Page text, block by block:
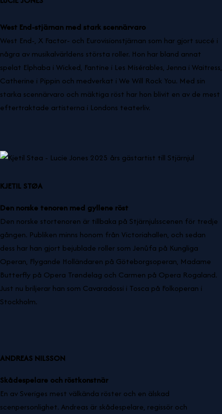
West End-stjärnan med stark scennärvaro
West End-, X Factor- och Eurovisionstjärnan som har gjort succé i
några av musikalvärldens största roller. Hon har bland annat
spelat Elphaba i Wicked, Fantine i Les Misérables, Jenna i Waitress,
Catherine i Pippin och medverkat i We Will Rock You. Med sin
starka scennärvaro och mäktiga röst har hon blivit en av de mest
eftertraktade artisterna i Londons teaterliv.
KJETIL STØA
Den norske tenoren med gyllene röst
Den norske stortenoren är tillbaka på Stjärnjulsscenen för tredje
gången. Publiken minns honom från Victoriahallen, och sedan
dess har han gjort bejublade roller som Jenůfa på Kungliga
Operan, Flygande Holländaren på Göteborgsoperan, Madame
Butterfly på Opera Trøndelag och Carmen på Opera Rogaland.
Just nu briljerar han som Cavaradossi i Tosca på Folkoperan i
Stockholm.
ANDREAS NILSSON
Skådespelare och röstkonstnär
En av Sveriges mest välkända röster och en älskad
scenpersonlighet. Andreas är skådespelare, regissör och